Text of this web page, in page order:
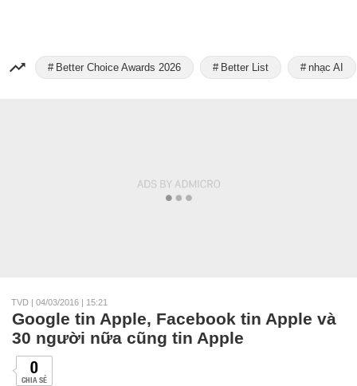
Better Choice Awards 2026 Better List nhạc AI
TVD | 04/03/2016 | 15:21
Google tin Apple, Facebook tin Apple và
30 người nữa cũng tin Apple
0
CHIA SẺ